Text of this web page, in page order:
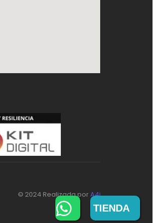
© 2024 Realizada porA4i
TIENDA